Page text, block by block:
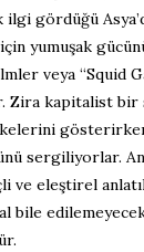
gördüğü
yumuşak
veya “Squid
Zira kapitalist bir
gösterirken
sergiliyorlar.
ve eleştirel
bile